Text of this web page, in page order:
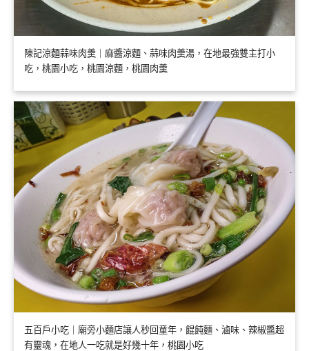
陳記涼麵蒜味肉羹｜麻醬涼麵、蒜味肉羹湯，在地最強雙主打小
吃，桃園小吃，桃園涼麵，桃園肉羹
五百戶小吃｜廟旁小麵店讓人秒回童年，餛飩麵、滷味、辣椒醬超
有靈魂，在地人一吃就是好幾十年，桃園小吃